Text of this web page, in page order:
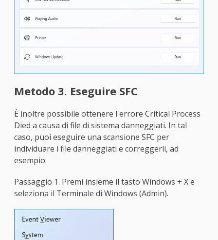
Metodo 3. Eseguire SFC
È inoltre possibile ottenere l'errore Critical Process
Died a causa di file di sistema danneggiati. In tal
caso, puoi eseguire una scansione SFC per
individuare i file danneggiati e correggerli, ad
esempio:
Passaggio 1. Premi insieme il tasto Windows + X e
seleziona il Terminale di Windows (Admin).